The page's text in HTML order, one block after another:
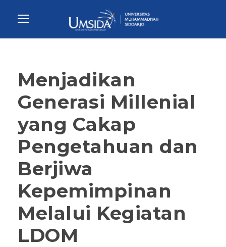
Menjadikan
Generasi Millenial
yang Cakap
Pengetahuan dan
Berjiwa
Kepemimpinan
Melalui Kegiatan
LDOM